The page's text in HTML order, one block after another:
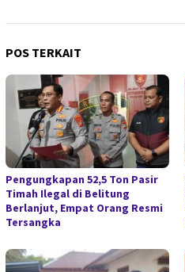
POS TERKAIT
Pengungkapan 52,5 Ton Pasir
Timah Ilegal di Belitung
Berlanjut, Empat Orang Resmi
Tersangka